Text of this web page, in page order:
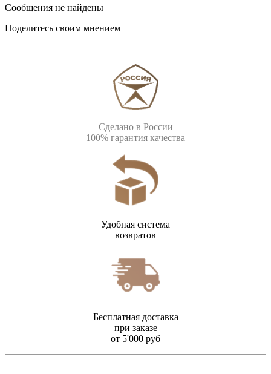
Сообщения не найдены
Поделитесь своим мнением
Сделано в России
100% гарантия качества
Удобная система
возвратов
Бесплатная доставка
при заказе
от 5'000 руб